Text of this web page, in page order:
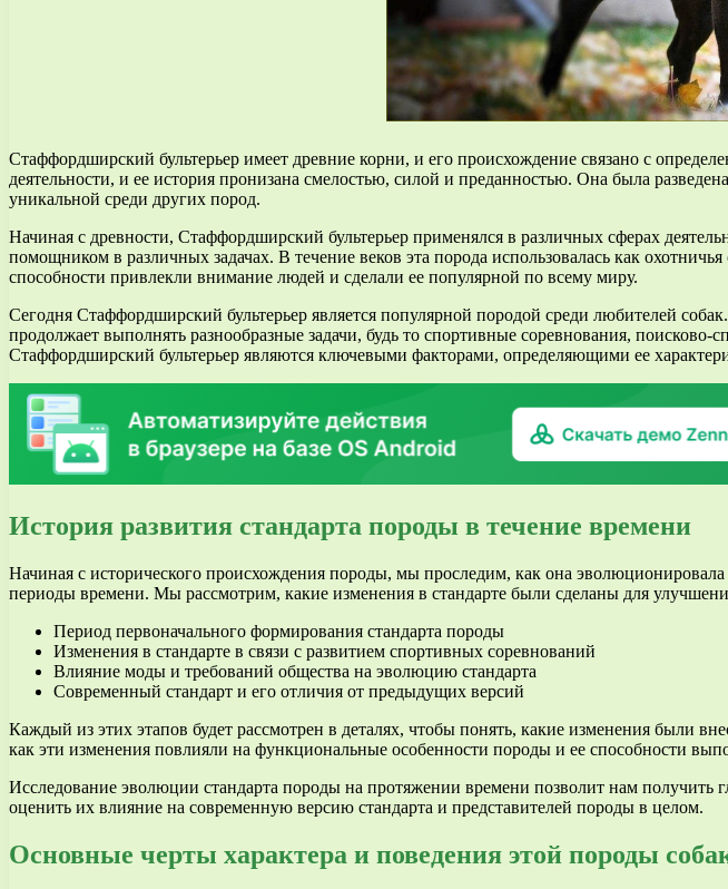
Стаффордширский бультерьер имеет древние корни, и его происхождение связано с
деятельности, и ее история пронизана смелостью, силой и преданностью. Она была
уникальной среди других пород.
Начиная с древности, Стаффордширский бультерьер применялся в различных сферах
помощником в различных задачах. В течение веков эта порода использовалась как
способности привлекли внимание людей и сделали ее популярной по всему миру.
Сегодня Стаффордширский бультерьер является популярной породой среди любителей
продолжает выполнять разнообразные задачи, будь то спортивные соревнования,
Стаффордширский бультерьер являются ключевыми факторами, определяющими ее
История развития стандарта породы в течение времени
Начиная с исторического происхождения породы, мы проследим, как она
периоды времени. Мы рассмотрим, какие изменения в стандарте были сделаны для
Период первоначального формирования стандарта породы
Изменения в стандарте в связи с развитием спортивных соревнований
Влияние моды и требований общества на эволюцию стандарта
Современный стандарт и его отличия от предыдущих версий
Каждый из этих этапов будет рассмотрен в деталях, чтобы понять, какие изменения были
как эти изменения повлияли на функциональные особенности породы и ее способности
Исследование эволюции стандарта породы на протяжении времени позволит нам
оценить их влияние на современную версию стандарта и представителей породы в целом.
Основные черты характера и поведения этой породы